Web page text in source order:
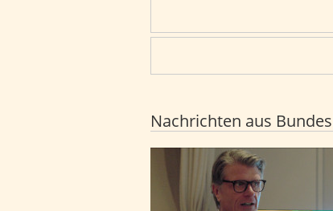
Nachrichten aus
Thomas Bareiß kündigt